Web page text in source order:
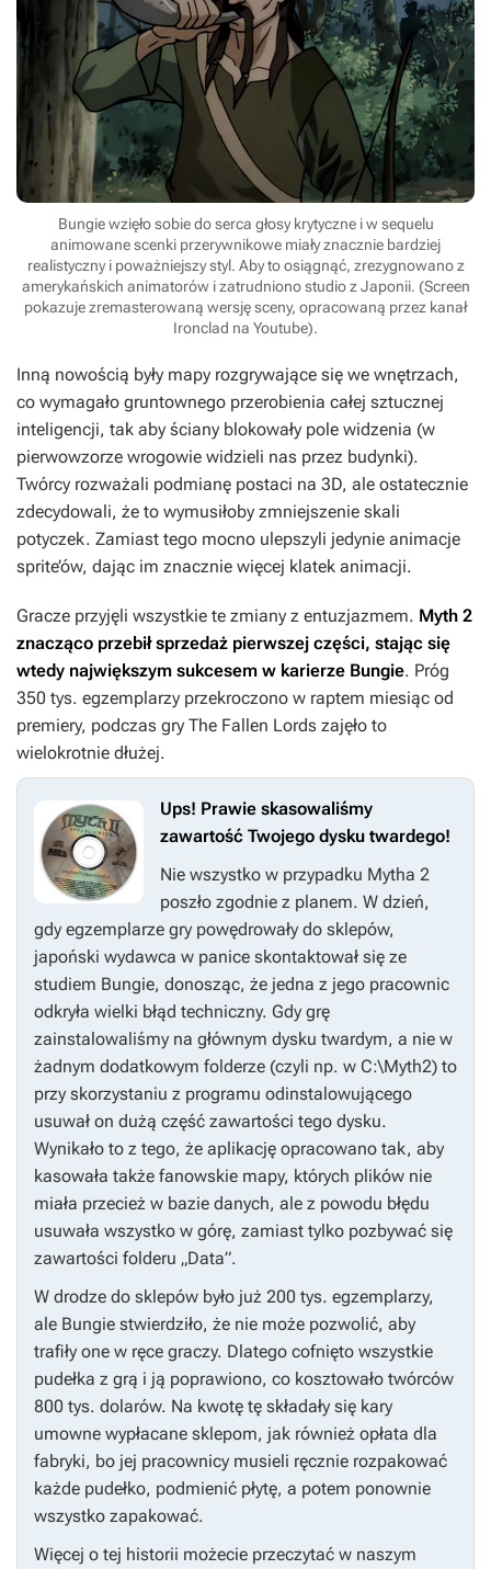
Bungie wzięło sobie do serca głosy krytyczne i w sequelu
animowane scenki przerywnikowe miały znacznie bardziej
realistyczny i poważniejszy styl. Aby to osiągnąć, zrezygnowano z
amerykańskich animatorów i zatrudniono studio z Japonii. (Screen
pokazuje zremasterowaną wersję sceny, opracowaną przez kanał
Ironclad na Youtube).
Inną nowością były mapy rozgrywające się we wnętrzach,
co wymagało gruntownego przerobienia całej sztucznej
inteligencji, tak aby ściany blokowały pole widzenia (w
pierwowzorze wrogowie widzieli nas przez budynki).
Twórcy rozważali podmianę postaci na 3D, ale ostatecznie
zdecydowali, że to wymusiłoby zmniejszenie skali
potyczek. Zamiast tego mocno ulepszyli jedynie animacje
sprite’ów, dając im znacznie więcej klatek animacji.
Gracze przyjęli wszystkie te zmiany z entuzjazmem. Myth 2
znacząco przebił sprzedaż pierwszej części, stając się
wtedy największym sukcesem w karierze Bungie. Próg
350 tys. egzemplarzy przekroczono w raptem miesiąc od
premiery, podczas gry The Fallen Lords zajęło to
wielokrotnie dłużej.
Ups! Prawie skasowaliśmy
zawartość Twojego dysku twardego!
Nie wszystko w przypadku Mytha 2
poszło zgodnie z planem. W dzień,
gdy egzemplarze gry powędrowały do sklepów,
japoński wydawca w panice skontaktował się ze
studiem Bungie, donosząc, że jedna z jego pracownic
odkryła wielki błąd techniczny. Gdy grę
zainstalowaliśmy na głównym dysku twardym, a nie w
żadnym dodatkowym folderze (czyli np. w C:\Myth2) to
przy skorzystaniu z programu odinstalowującego
usuwał on dużą część zawartości tego dysku.
Wynikało to z tego, że aplikację opracowano tak, aby
kasowała także fanowskie mapy, których plików nie
miała przecież w bazie danych, ale z powodu błędu
usuwała wszystko w górę, zamiast tylko pozbywać się
zawartości folderu „Data”.
W drodze do sklepów było już 200 tys. egzemplarzy,
ale Bungie stwierdziło, że nie może pozwolić, aby
trafiły one w ręce graczy. Dlatego cofnięto wszystkie
pudełka z grą i ją poprawiono, co kosztowało twórców
800 tys. dolarów. Na kwotę tę składały się kary
umowne wypłacane sklepom, jak również opłata dla
fabryki, bo jej pracownicy musieli ręcznie rozpakować
każde pudełko, podmienić płytę, a potem ponownie
wszystko zapakować.
Więcej o tej historii możecie przeczytać w naszym